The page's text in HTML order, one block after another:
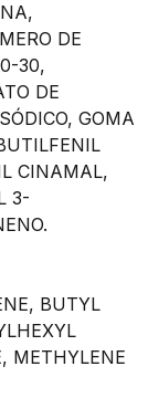
DE
30,
DE
GOMA
CINAMAL,
3-
BUTYL
METHYLENE